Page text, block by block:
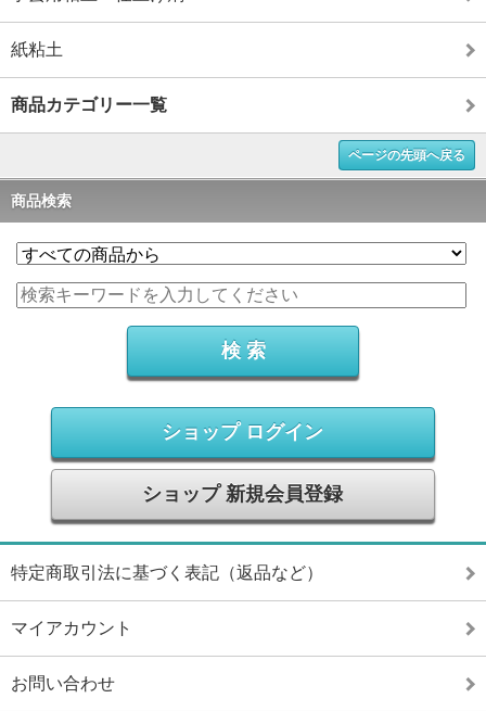
紙粘土
商品カテゴリー一覧
ページの先頭へ戻る
商品検索
ショップ ログイン
ショップ 新規会員登録
特定商取引法に基づく表記（返品など）
マイアカウント
お問い合わせ